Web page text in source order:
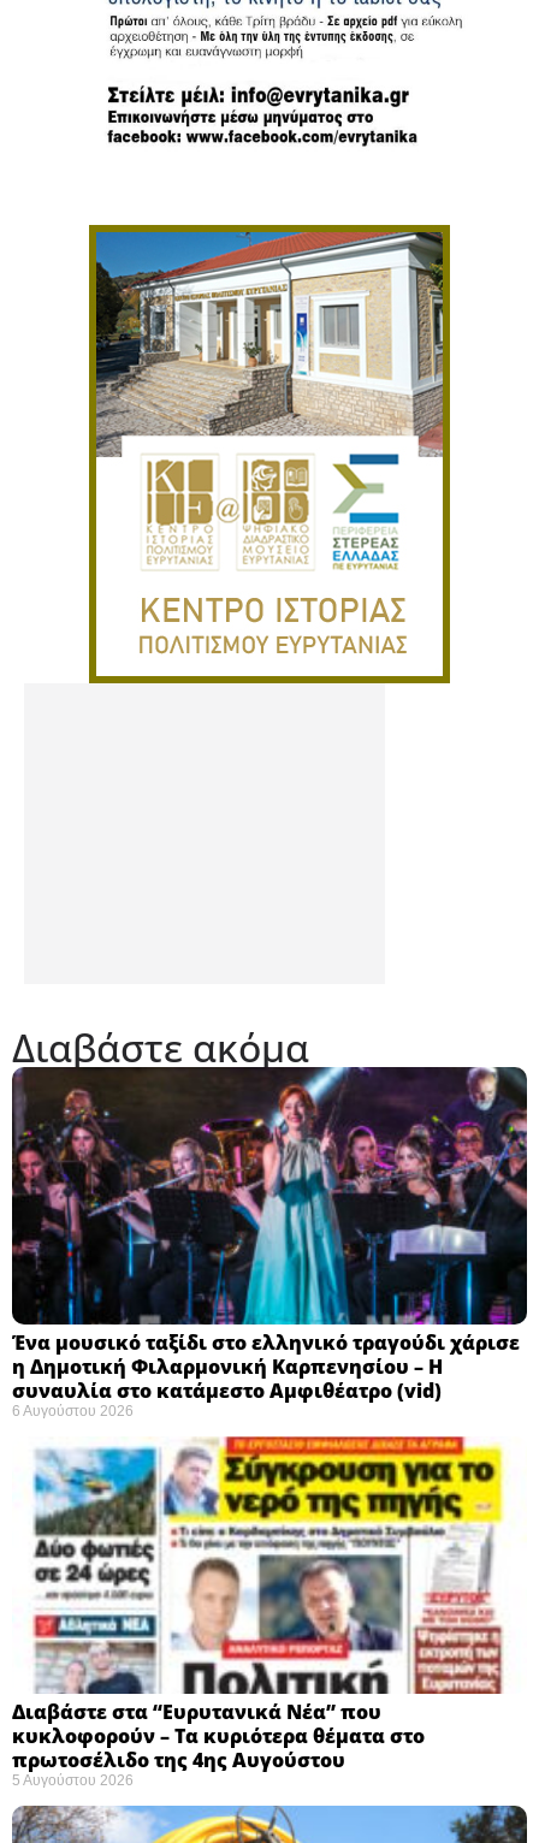
Διαβάστε ακόμα
Ένα μουσικό ταξίδι στο ελληνικό τραγούδι χάρισε
η Δημοτική Φιλαρμονική Καρπενησίου – Η
συναυλία στο κατάμεστο Αμφιθέατρο (vid)
6 Αυγούστου 2026
Διαβάστε στα “Ευρυτανικά Νέα” που
κυκλοφορούν – Τα κυριότερα θέματα στο
πρωτοσέλιδο της 4ης Αυγούστου
5 Αυγούστου 2026